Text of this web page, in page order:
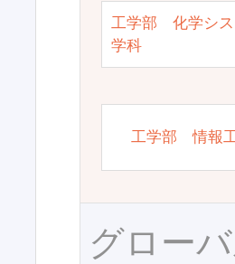
工学部 化学シス
学科
工学部 情報
グロー